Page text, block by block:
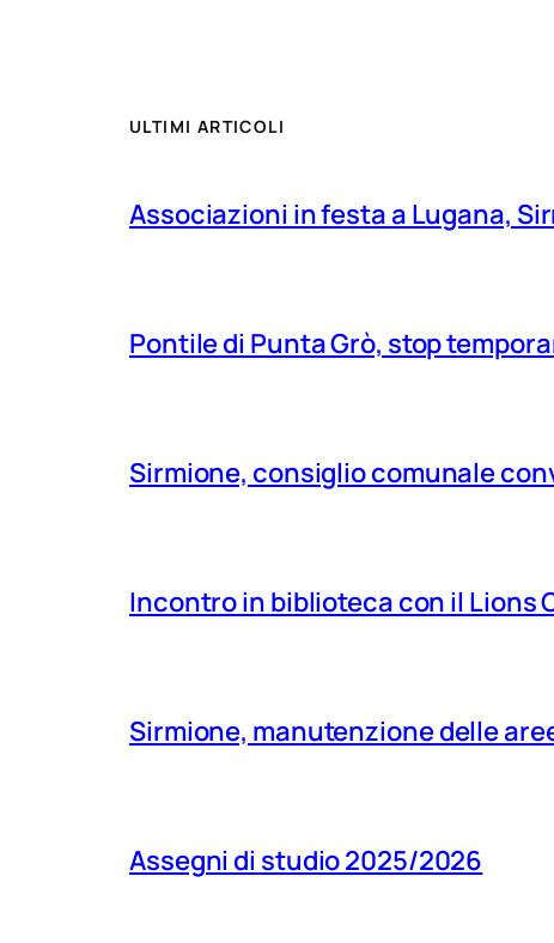
ULTIMI ARTICOLI
Associazioni in festa a Lugana,
Pontile di Punta Grò, stop
Sirmione, consiglio comunale
Incontro in biblioteca con il Lions
Sirmione, manutenzione delle
Assegni di studio 2025/2026